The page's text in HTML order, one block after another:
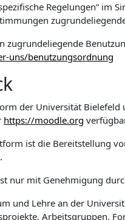
Regelungen“
zugrundeliegende
uns/benutzungsordnung
der Universität
https://moodle.org
ist die Bereitstellung
nur mit Genehmigung
und Lehre an der
Arbeitsgruppen,